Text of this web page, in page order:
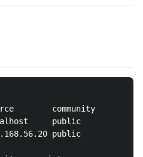
community
public
public